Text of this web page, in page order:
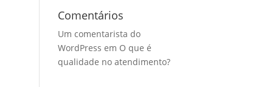
Comentários
Um comentarista do
WordPress em O que é
qualidade no atendimento?